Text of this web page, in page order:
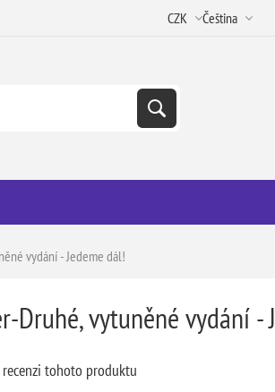
vydání - Jedeme dál!
Druhé, vytuněné vydání -
tohoto produktu